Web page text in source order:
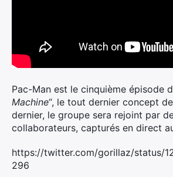
Pac-Man est le cinquième épisode
Machine“, le tout dernier concept
dernier, le groupe sera rejoint par
collaborateurs, capturés en direct
https://twitter.com/gorillaz/status/
296